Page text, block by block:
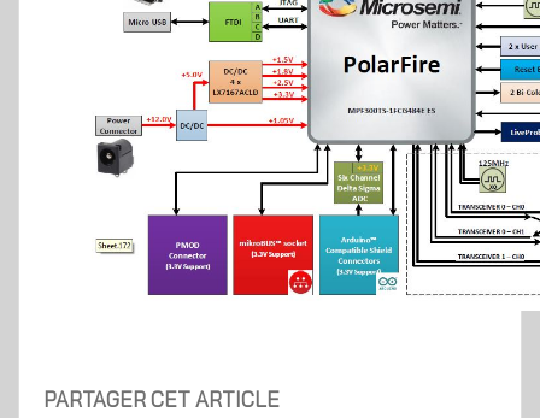
PARTAGER CET ARTICLE